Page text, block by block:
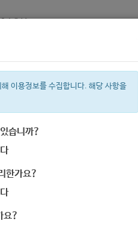
복지시설찾기
지관
이용정보를 수집합니다. 해당 사항을
습니까?
한가요?
요?